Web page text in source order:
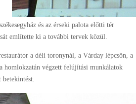
és az érseki palota előtti tér
említette ki a további tervek közül.
a déli toronynál, a Várday lépcsőn, a
homlokzatán végzett felújítási munkálatok
betekintést.